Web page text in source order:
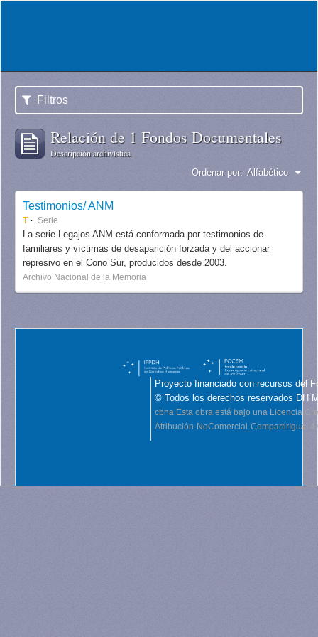
Filtros
Relación de 1 Fondos Documentales
Descripción archivística
Ordenar por: Alfabético
Testimonios/ ANM
T Serie
La serie Legajos ANM está conformada por testimonios de
familiares y víctimas de desaparición forzada y del accionar
represivo en el Cono Sur, producidos desde 2003.
Archivo Nacional de la Memoria
Proyecto financiado con recursos del
© Todos los derechos reservados DH
cbna Esta obra está bajo una Licencia
Atribución-NoComercial-CompartirIgual